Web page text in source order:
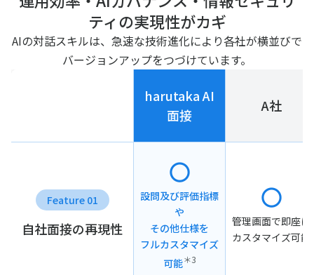
ティの実現性がカギ
AIの対話スキルは、急速な技術進化により各社が横並びで
バージョンアップをつづけています。
harutaka AI
面接
A社
Feature 01
自社面接の再現性
設問及び評価指標
や
その他仕様を
フルカスタマイズ
可能＊3
管理画面で即座に
カスタマイズ可能